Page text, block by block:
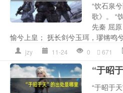
“饮石泉
歌》。 “
先秦 屈
愉兮上皇； 抚长剑兮玉珥，璆锵鸣
jzy 11-24 0 671
“于昭
“于昭于